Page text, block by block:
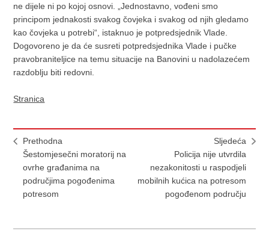
ne dijele ni po kojoj osnovi. „Jednostavno, vođeni smo
principom jednakosti svakog čovjeka i svakog od njih gledamo
kao čovjeka u potrebi“, istaknuo je potpredsjednik Vlade.
Dogovoreno je da će susreti potpredsjednika Vlade i pučke
pravobraniteljice na temu situacije na Banovini u nadolazećem
razdoblju biti redovni.
Stranica
Prethodna
Šestomjesečni moratorij na
ovrhe građanima na
područjima pogođenima
potresom
Sljedeća
Policija nije utvrdila
nezakonitosti u raspodjeli
mobilnih kućica na potresom
pogođenom području